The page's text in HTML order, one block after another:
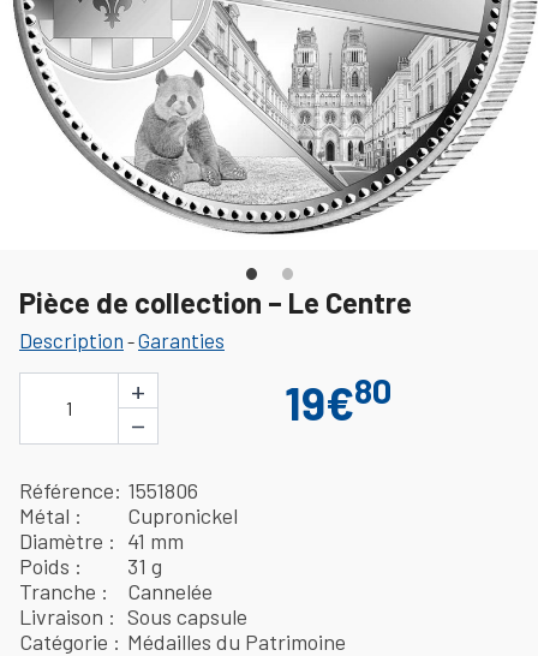
Pièce de collection – Le Centre
Description -Garanties
1
+
−
19€80
Référence 1551806
Métal
Cupronickel
Diamètre
41 mm
Poids
31 g
Tranche
Cannelée
Livraison
Sous capsule
Catégorie
Médailles du Patrimoine